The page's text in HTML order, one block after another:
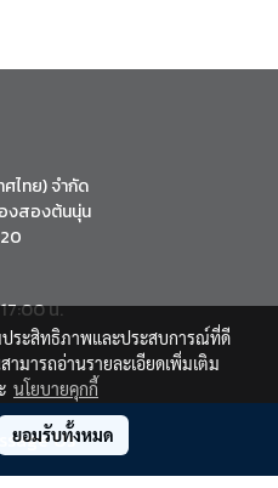
Us
ไทย) จำกัด
งสองต้นนุ่น
น.
ประสิทธิภาพและประสบการณ์ที่ดี
ามารถอ่านรายละเอียดเพิ่มเติม
นโยบายคุกกี้
ยอมรับทั้งหมด